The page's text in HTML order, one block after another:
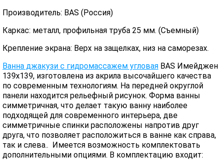
Производитель: BAS (Россия)
Каркас: металл, профильная труба 25 мм. (Съемный)
Крепление экрана: Верх на защелках, низ на саморезах.
Ванна джакузи с гидромассажем угловая BAS Имейджен
139х139, изготовлена из акрила высочайшего качества
по современным технологиям. На передней округлой
панели находится рельефный рисунок. Форма ванны
симметричная, что делает такую ванну наиболее
подходящей для современного интерьера, две
симметричные спинки расположены напротив друг
друга, что позволяет расположиться в ванне как справа,
так и слева.. Имеется возможность комплектовать
дополнительными опциями. В комплектацию входит: